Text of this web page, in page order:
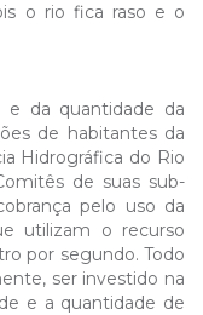
o rio fica raso e o
e da quantidade da
de habitantes da
Hidrográfica do Rio
de suas sub-
pelo uso da
utilizam o recurso
por segundo. Todo
ser investido na
e a quantidade de